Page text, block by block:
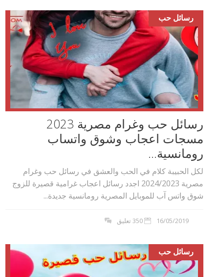
رسائل حب
رسائل حب وغرام مصرية 2023
مسجات اعجاب وشوق واتساب
رومانسية...
لكل الحبيبة كلام في الحب والعشق في رسائل حب وغرام
مصرية 2024/2023 اجدد رسائل اعجاب غرامية قصيرة للزوج
شوق واتس آب للموبايل المصرية رومانسية جديدة...
16/05/2019 350 تعليق
رسائل حب